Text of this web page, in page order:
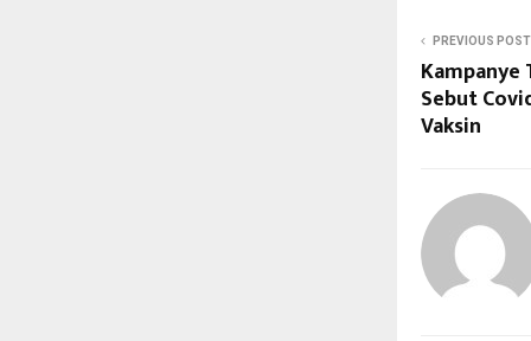
PREVIOUS POST
Sebut
Vaksin